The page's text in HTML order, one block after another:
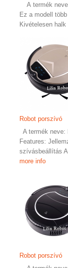
A termék
Ez a modell
Kivételesen halk
Robot porszívó
A termék neve:
Features:
szívásbeállítás
more info
Robot porszívó